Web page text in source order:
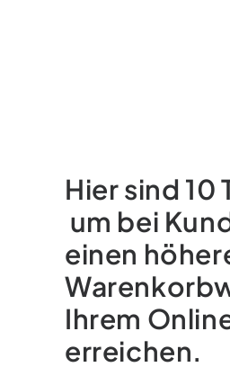
Hier sind 10
um bei
einen
Ihrem
erreichen.